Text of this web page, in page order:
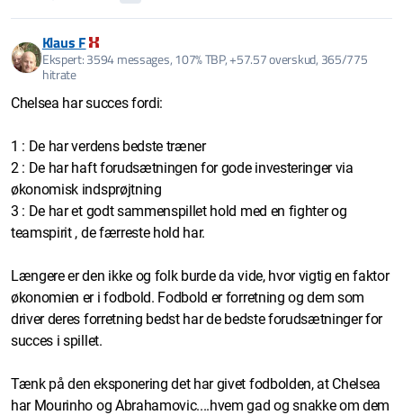
Klaus F
Ekspert: 3594 messages, 107% TBP, +57.57 overskud, 365/775
hitrate
Chelsea har succes fordi:
1 : De har verdens bedste træner
2 : De har haft forudsætningen for gode investeringer via
økonomisk indsprøjtning
3 : De har et godt sammenspillet hold med en fighter og
teamspirit , de færreste hold har.
Længere er den ikke og folk burde da vide, hvor vigtig en faktor
økonomien er i fodbold. Fodbold er forretning og dem som
driver deres forretning bedst har de bedste forudsætninger for
succes i spillet.
Tænk på den eksponering det har givet fodbolden, at Chelsea
har Mourinho og Abrahamovic....hvem gad og snakke om dem